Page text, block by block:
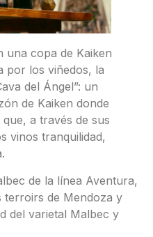
una copa de Kaiken
por los viñedos, la
del Ángel”: un
de Kaiken donde
a través de sus
vinos tranquilidad,
de la línea Aventura,
terroirs de Mendoza y
del varietal Malbec y